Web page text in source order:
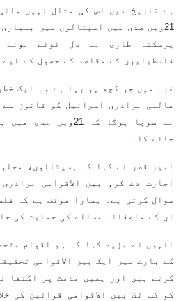
ہے تاریخ میں اس کی مثال نہیں
21ویں صدی میں اسپتالوں میں
پرسکتہ طاری ہے دل ٹوٹے ہوئے
فلسطینیوں کے مقاصد کے حصول کے
غزہ میں جو کچھ ہو رہا ہے وہ ایک
عالمی برادری اسرائیل کو قانون
نے سوچا ہوگا کہ
جائے گا۔
امیر قطر نے کہا کہ ہسپتالوں،
اجازت دے کر، بین الاقوامی
سوال کرتی ہے۔ ہمارا موقف ہے کہ
ان کے منصفانہ مسئلے کی حمایت کی
انہوں نے مزید کہا کہ ہم اقوام
کے بارے میں ایک بین الاقوامی
کرتے ہیں اور ہمیں مذمت پر اکتفا
کو کب تک بین الاقوامی قوانین کی